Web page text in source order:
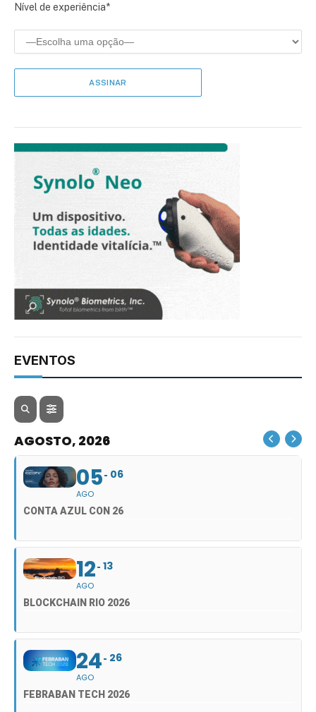
Nível de experiência*
EVENTOS
AGOSTO, 2026
05
AGO
06
CONTA AZUL CON 26
12
AGO
13
BLOCKCHAIN RIO 2026
24
AGO
26
FEBRABAN TECH 2026